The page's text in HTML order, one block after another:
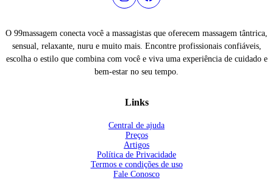
O 99massagem conecta você a massagistas que oferecem massagem tântrica,
sensual, relaxante, nuru e muito mais. Encontre profissionais confiáveis,
escolha o estilo que combina com você e viva uma experiência de cuidado e
bem-estar no seu tempo.
Links
Central de ajuda
Preços
Artigos
Política de Privacidade
Termos e condições de uso
Fale Conosco